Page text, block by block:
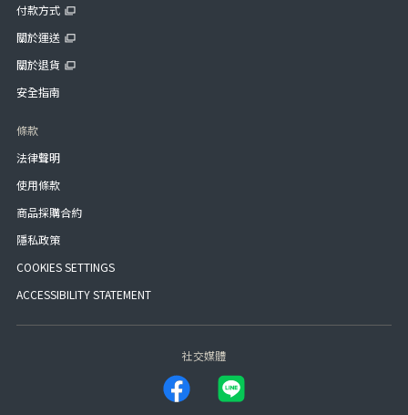
付款方式
關於運送
關於退貨
安全指南
條款
法律聲明
使用條款
商品採購合約
隱私政策
COOKIES SETTINGS
ACCESSIBILITY STATEMENT
社交媒體